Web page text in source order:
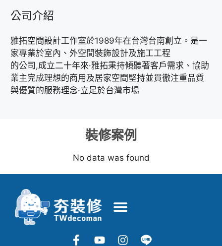
公司介紹
雅拓空間設計工作室於1989年在台灣台南創立。是一
家專業於室內、外空間裝飾設計及施工工程
的公司,成立二十年來·雅拓秉持傾聽著客戶需求、協助
業主完成理想的商用及居家空間堅持並貫徹注重品質
與優質的服務理念·立足於台灣市場
裝修案例
No data was found